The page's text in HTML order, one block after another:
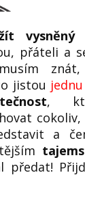
vysněný
přáteli a
znát,
jistou
,
a
předat!